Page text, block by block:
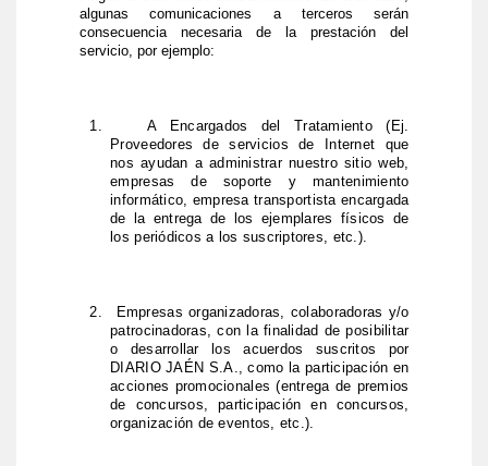
algunas comunicaciones a terceros serán
consecuencia necesaria de la prestación del
servicio, por ejemplo:
1.
A Encargados del Tratamiento (Ej.
Proveedores de servicios de Internet que
nos ayudan a administrar nuestro sitio web,
empresas de soporte y mantenimiento
informático, empresa transportista encargada
de la entrega de los ejemplares físicos de
los periódicos a los suscriptores, etc.).
2.
Empresas organizadoras, colaboradoras y/o
patrocinadoras, con la finalidad de posibilitar
o desarrollar los acuerdos suscritos por
DIARIO JAÉN S.A., como la participación en
acciones promocionales (entrega de premios
de concursos, participación en concursos,
organización de eventos, etc.).